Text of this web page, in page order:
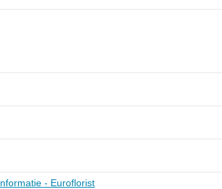
- Euroflorist